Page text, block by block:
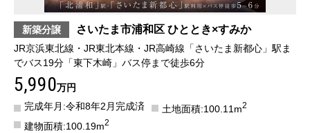
新築分譲 さいたま市浦和区 ひととき×すみか
JR京浜東北線・JR東北本線・JR高崎線「さいたま新都心」駅ま
でバス19分「東下木崎」バス停まで徒歩6分
5,990万円
完成年月:令和8年2月完成済
土地面積:100.11m2
建物面積:100.19m2